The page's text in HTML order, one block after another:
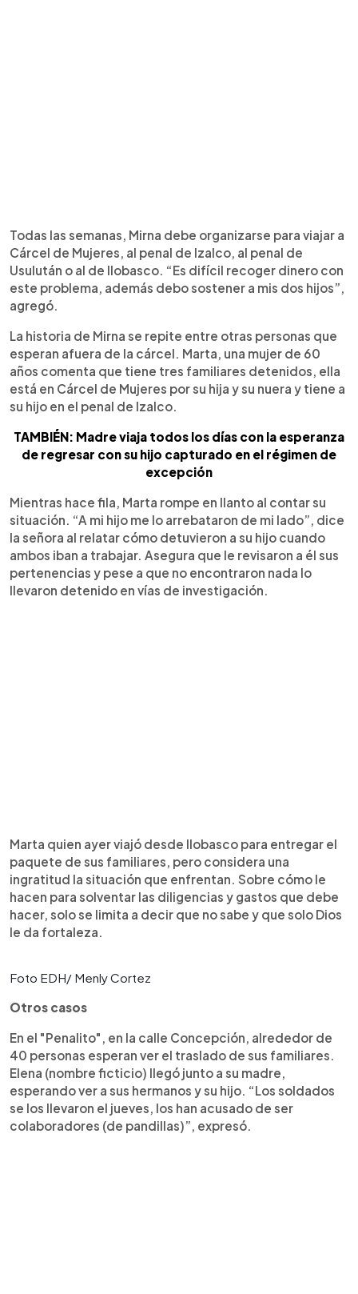
Todas las semanas, Mirna debe organizarse para viajar a
Cárcel de Mujeres, al penal de Izalco, al penal de
Usulután o al de Ilobasco. “Es difícil recoger dinero con
este problema, además debo sostener a mis dos hijos”,
agregó.
La historia de Mirna se repite entre otras personas que
esperan afuera de la cárcel. Marta, una mujer de 60
años comenta que tiene tres familiares detenidos, ella
está en Cárcel de Mujeres por su hija y su nuera y tiene a
su hijo en el penal de Izalco.
TAMBIÉN: Madre viaja todos los días con la esperanza
de regresar con su hijo capturado en el régimen de
excepción
Mientras hace fila, Marta rompe en llanto al contar su
situación. “A mi hijo me lo arrebataron de mi lado”, dice
la señora al relatar cómo detuvieron a su hijo cuando
ambos iban a trabajar. Asegura que le revisaron a él sus
pertenencias y pese a que no encontraron nada lo
llevaron detenido en vías de investigación.
Marta quien ayer viajó desde Ilobasco para entregar el
paquete de sus familiares, pero considera una
ingratitud la situación que enfrentan. Sobre cómo le
hacen para solventar las diligencias y gastos que debe
hacer, solo se limita a decir que no sabe y que solo Dios
le da fortaleza.
Foto EDH/ Menly Cortez
Otros casos
En el "Penalito", en la calle Concepción, alrededor de
40 personas esperan ver el traslado de sus familiares.
Elena (nombre ficticio) llegó junto a su madre,
esperando ver a sus hermanos y su hijo. “Los soldados
se los llevaron el jueves, los han acusado de ser
colaboradores (de pandillas)”, expresó.